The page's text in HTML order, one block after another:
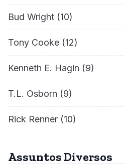
Bud Wright (10)
Tony Cooke (12)
Kenneth E. Hagin (9)
T.L. Osborn (9)
Rick Renner (10)
Assuntos Diversos